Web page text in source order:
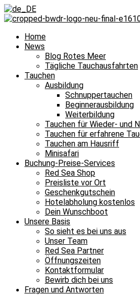
Home
News
Blog Rotes Meer
Tägliche Tauchausfahrten
Tauchen
Ausbildung
Schnuppertauchen
Beginnerausbildung
Weiterbildung
Tauchen für Wieder- und
Tauchen für erfahrene
Tauchen am Hausriff
Minisafari
Buchung-Preise-Services
Red Sea Shop
Preisliste vor Ort
Geschenkgutschein
Hotelabholung kostenlos
Dein Wunschboot
Unsere Basis
So sieht es bei uns aus
Unser Team
Red Sea Partner
Öffnungszeiten
Kontaktformular
Bewirb dich bei uns
Fragen und Antworten